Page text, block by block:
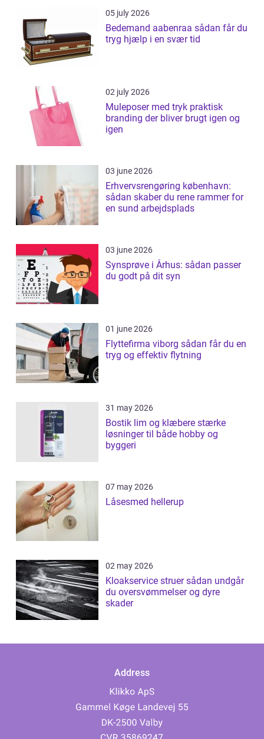
05 july 2026
Bedemand aabenraa sådan får du
tryg hjælp i en svær tid
02 july 2026
Muleposer med tryk praktisk
branding der bliver brugt igen og
igen
03 june 2026
Erhvervsrengøring københavn:
sådan skaber du rene rammer for
en sund arbejdsplads
03 june 2026
Synsprøve i Århus: sådan passer
du godt på dit syn
01 june 2026
Flyttefirma viborg sådan får du en
tryg og effektiv flytning
31 may 2026
Bostik lim og klæbere stærke
løsninger til både hobby og
byggeri
07 may 2026
Låsesmed hellerup
02 may 2026
Kloakservice struer sådan undgår
du oversvømmelser og dyre
skader
Address